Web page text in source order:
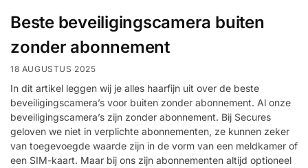
Alarmsystemen
Camera's
&
Intercom
Branddetectie
Account Contact Wagen
Beste beveiligingscamera buiten
zonder abonnement
18 AUGUSTUS 2025
In dit artikel leggen wij je alles haarfijn uit over de beste
beveiligingscamera’s voor buiten zonder abonnement. Al onze
beveiligingscamera’s zijn zonder abonnement. Bij Secures
geloven we niet in verplichte abonnementen, ze kunnen zeker
van toegevoegde waarde zijn in de vorm van een meldkamer of
een SIM-kaart. Maar bij ons zijn abonnementen altijd optioneel